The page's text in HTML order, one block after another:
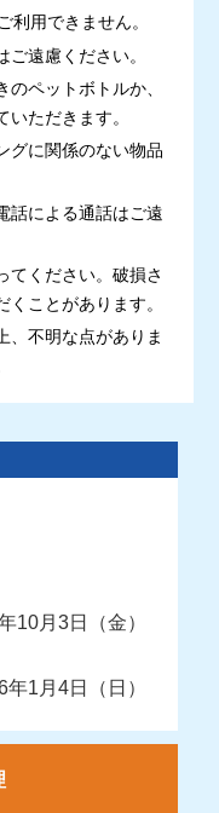
利用できません。
ご遠慮ください。
ペットボトルか、
ただきます。
グに関係のない物品
話による通話はご遠
てください。破損さ
ことがあります。
、不明な点がありま
10月3日（金）
1月4日（日）